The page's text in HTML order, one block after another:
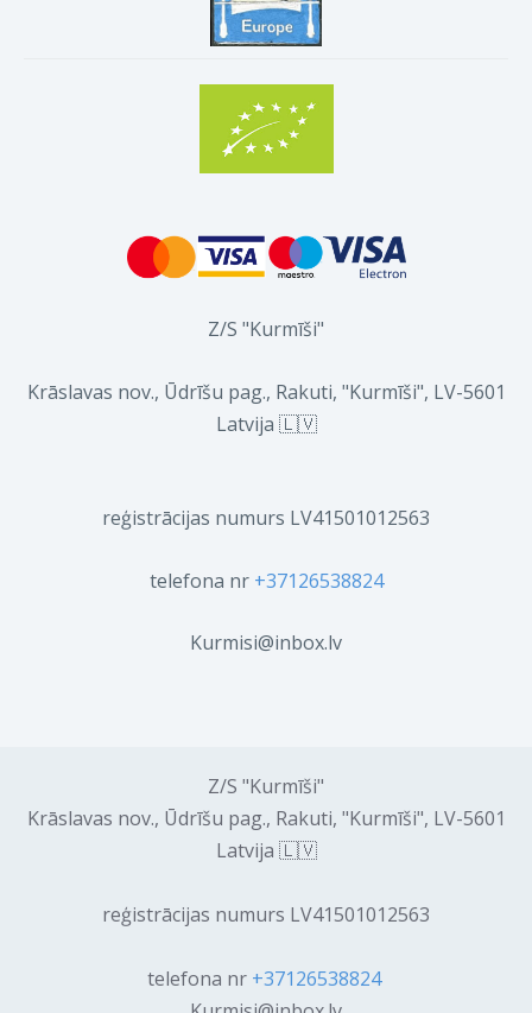
Z/S "Kurmīši"
Krāslavas nov., Ūdrīšu pag., Rakuti, "Kurmīši", LV-5601
Latvija 🇱🇻
reģistrācijas numurs LV41501012563
telefona nr +37126538824
Kurmisi@inbox.lv
Z/S "Kurmīši"
Krāslavas nov., Ūdrīšu pag., Rakuti, "Kurmīši", LV-5601
Latvija 🇱🇻
reģistrācijas numurs LV41501012563
telefona nr +37126538824